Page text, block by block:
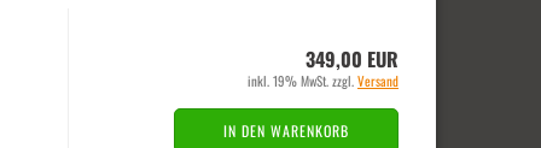
349,00 EUR
inkl. 19% MwSt. zzgl.Versand
IN DEN WARENKORB